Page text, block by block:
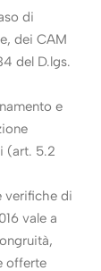
di
dei CAM
del D.lgs.
e
(art. 5.2
verifiche di
vale a
offerte